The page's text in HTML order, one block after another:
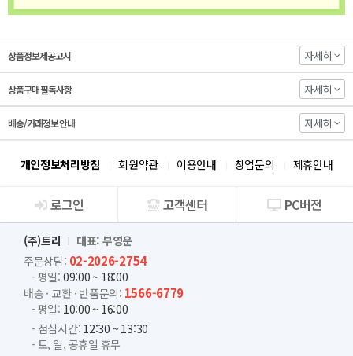
상품정보제공고시 자세히
상품구매 필독사항 자세히
배송/거래정보 안내 자세히
개인정보처리방침 회원약관 이용안내 창업문의 제휴안내
회사소개
로그인 고객센터 PC버전
(주)트리
대표: 부영운
주문상담: 02-2026-2754
- 평일: 09:00 ~ 18:00
배송 · 교환 · 반품문의: 1566-6779
- 평일: 10:00 ~ 16:00
- 점심시간: 12:30 ~ 13:30
- 토, 일, 공휴일 휴무